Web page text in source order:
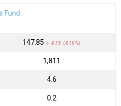
Fund
₹147.85 ↓ -0.15 (-0.10 %)
₹1,811
4.6
0.2